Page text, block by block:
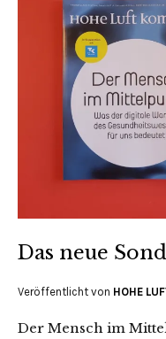
Das neue
Veröffentlicht von HOHE
Der Mensch im